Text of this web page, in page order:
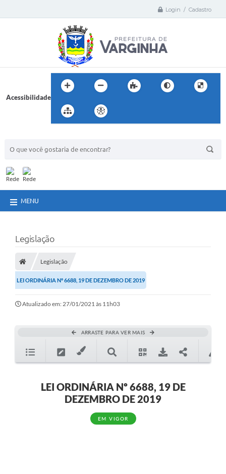
Login / Cadastro
Acessibilidade
MENU
Legislação
Legislação
LEI ORDINÁRIA Nº 6688, 19 DE DEZEMBRO DE 2019
Atualizado em: 27/01/2021 às 11h03
ARRASTE PARA VER MAIS
LEI ORDINÁRIA Nº 6688, 19 DE
DEZEMBRO DE 2019
EM VIGOR